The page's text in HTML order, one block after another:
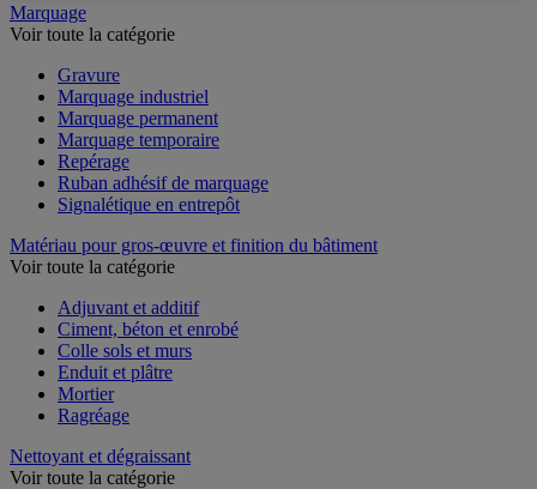
Marquage
Voir toute la catégorie
Gravure
Marquage industriel
Marquage permanent
Marquage temporaire
Repérage
Ruban adhésif de marquage
Signalétique en entrepôt
Matériau pour gros-œuvre et finition du bâtiment
Voir toute la catégorie
Adjuvant et additif
Ciment, béton et enrobé
Colle sols et murs
Enduit et plâtre
Mortier
Ragréage
Nettoyant et dégraissant
Voir toute la catégorie